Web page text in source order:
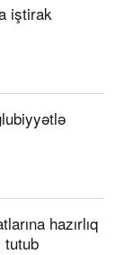
iştirak
hazırlıq
tutub